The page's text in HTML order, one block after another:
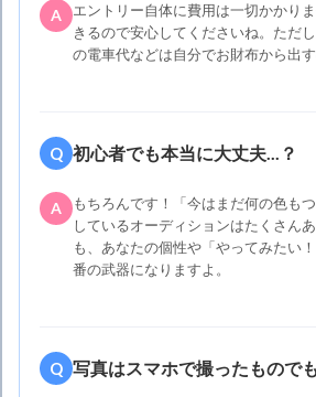
A
エントリー自体に費用は一切かかり
きるので安心してくださいね。ただ
の電車代などは自分でお財布から出す
Q 初心者でも本当に大丈夫...？
A
もちろんです！「今はまだ何の色も
しているオーディションはたくさん
も、あなたの個性や「やってみたい
番の武器になりますよ。
Q 写真はスマホで撮ったもので